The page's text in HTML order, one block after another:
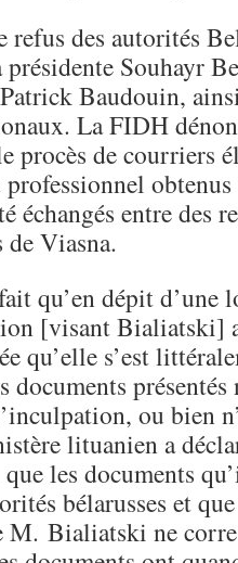
des autorités
Souhayr
Baudouin,
La FIDH
procès de courriers
échangés entre des
de Viasna.
qu’en dépit d’une
[visant Bialiatski]
qu’elle s’est
présentés
ou bien
lituanien a
les documents
bélarusses et
Bialiatski ne